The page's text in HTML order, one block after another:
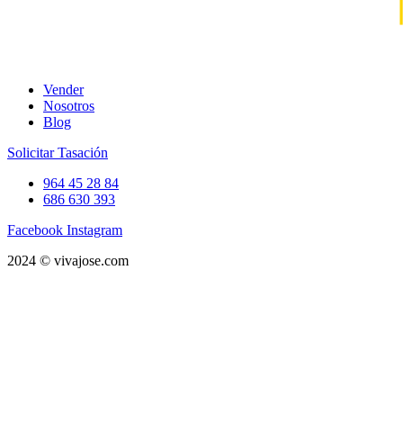
Vender
Nosotros
Blog
Solicitar Tasación
964 45 28 84
686 630 393
Facebook Instagram
2024 © vivajose.com